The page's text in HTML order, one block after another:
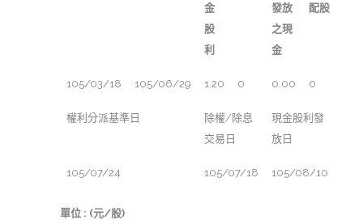
金
股
利
發放
之現
金
配股
105/03/18 105/06/29 1.20 0 0.00 0
權利分派基準日
除權/除息
交易日
現金股利發
放日
105/07/24 105/07/18 105/08/10
單位 : (元/股)